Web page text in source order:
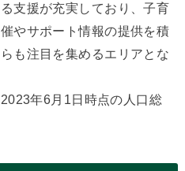
支援が充実しており、子育
やサポート情報の提供を積
も注目を集めるエリアとな
年6月1日時点の人口総